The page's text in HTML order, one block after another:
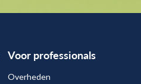
Voor professionals
Overheden